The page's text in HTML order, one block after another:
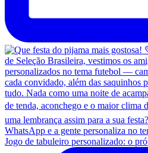
Jogo de tabuleiro personalizado: o